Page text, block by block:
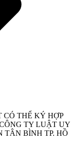
THỂ KÝ HỢP
TY LUẬT UY
BÌNH TP. HỒ